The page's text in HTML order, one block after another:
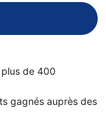
de 400
gagnés auprès des